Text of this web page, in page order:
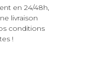
en 24/48h,
livraison
conditions
!